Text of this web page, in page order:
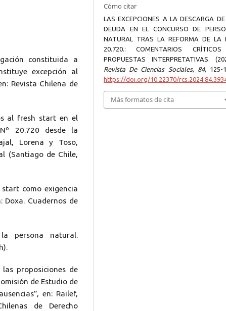
constituida a
excepción al
Revista Chilena de
al fresh start en el
20.720 desde la
Lorena y Toso,
(Santiago de Chile,
como exigencia
Cuadernos de
persona natural.
las proposiciones de
de Estudio de
en: Railef,
de Derecho
Cómo citar
LAS EXCEPCIONES A LA DESCARGA
DEUDA EN EL CONCURSO DE
NATURAL TRAS LA REFORMA DE LA
20.720.: COMENTARIOS
PROPUESTAS INTERPRETATIVAS.
Revista De Ciencias Sociales, 84, 125-
https://doi.org/10.22370/
Más formatos de cita